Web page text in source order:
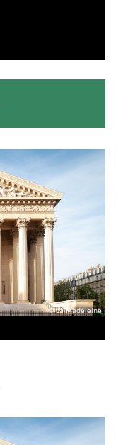
© La Madeleine